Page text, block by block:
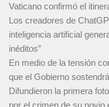
Vaticano confirmó el
Los creadores de
inteligencia artificial
inéditos”
En medio de la tensión
que el Gobierno
Difundieron la primera
por el crimen de su novio